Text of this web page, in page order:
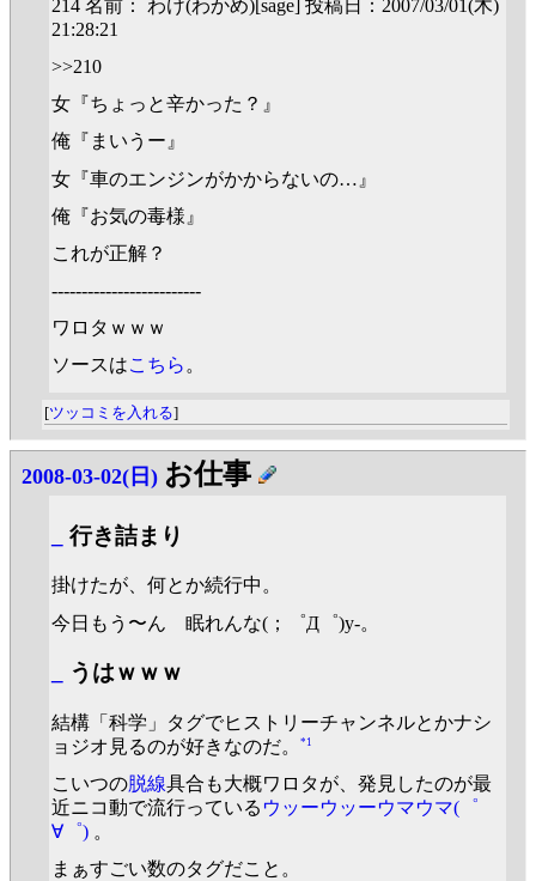
214 名前： わけ(わかめ)[sage] 投稿日：2007/03/01(木)
21:28:21
>>210
女『ちょっと辛かった？』
俺『まいうー』
女『車のエンジンがかからないの…』
俺『お気の毒様』
これが正解？
-------------------------
ワロタｗｗｗ
ソースはこちら。
[ツッコミを入れる]
2008-03-02(日) お仕事
行き詰まり
掛けたが、何とか続行中。
今日もう〜ん 眠れんな(；゜Д゜)y-。
うはｗｗｗ
結構「科学」タグでヒストリーチャンネルとかナシ
ョジオ見るのが好きなのだ。
*1
こいつの脱線具合も大概ワロタが、発見したのが最
近ニコ動で流行っている ウッーウッーウマウマ(゜
∀゜) 。
まぁすごい数のタグだこと。